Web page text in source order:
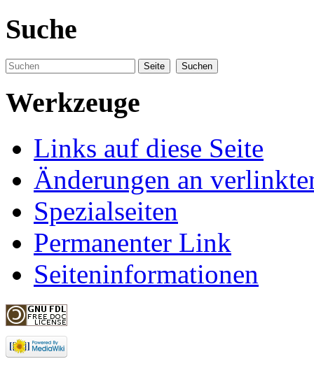
Suche
Werkzeuge
Links auf diese Seite
Änderungen an
Spezialseiten
Permanenter Link
Seiteninformationen